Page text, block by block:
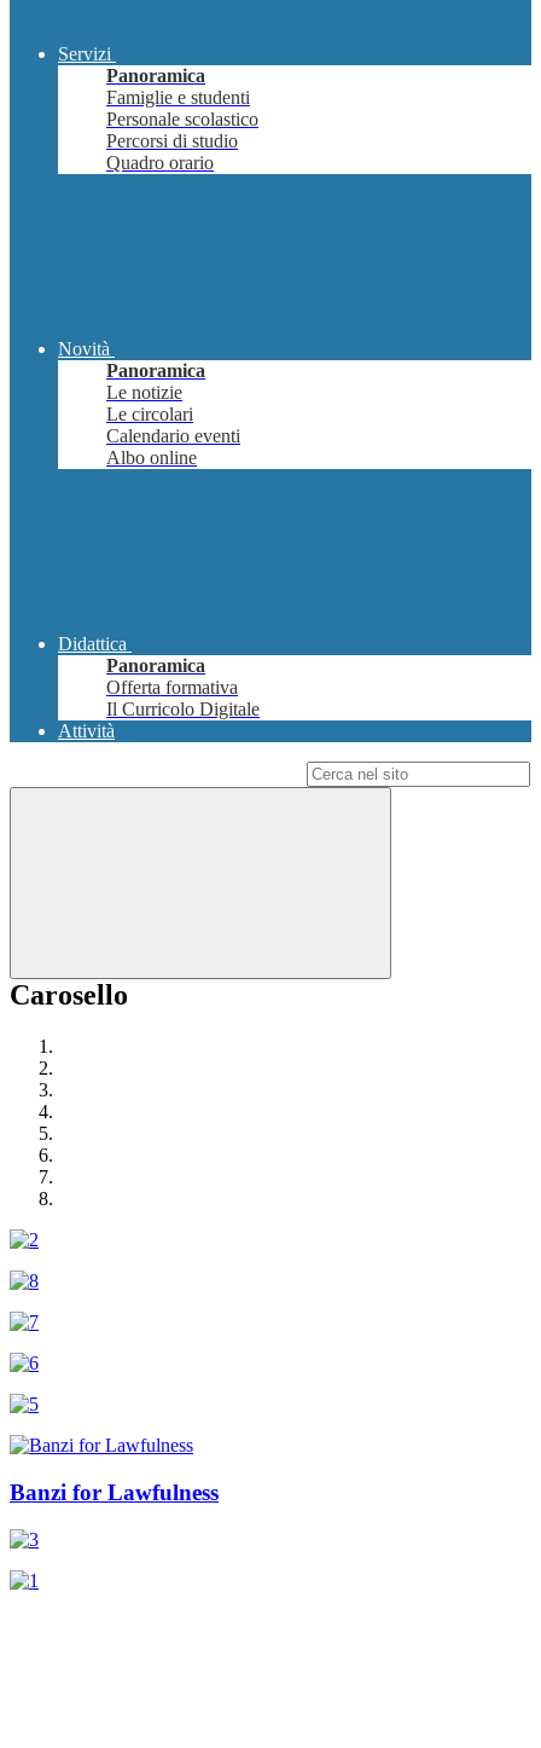
Servizi
Panoramica
Famiglie e studenti
Personale scolastico
Percorsi di studio
Quadro orario
Novità
Panoramica
Le notizie
Le circolari
Calendario eventi
Albo online
Didattica
Panoramica
Offerta formativa
Il Curricolo Digitale
Attività
Carosello
Banzi for Lawfulness